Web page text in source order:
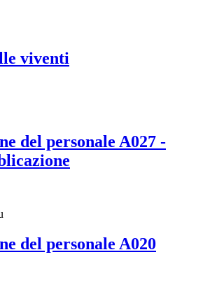
viventi
del personale A027 -
del personale A020